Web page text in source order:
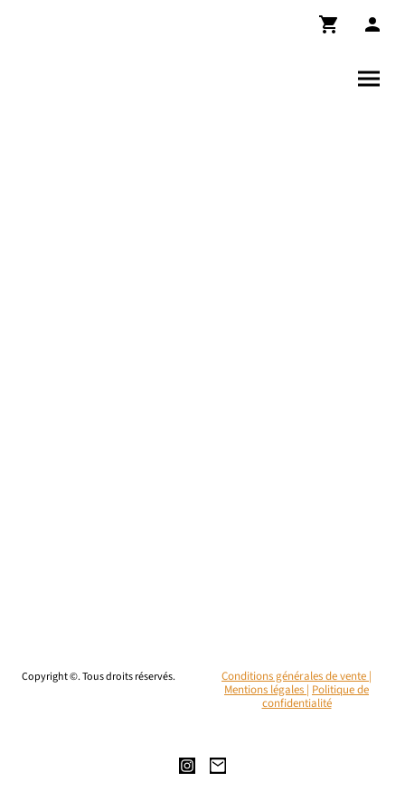
Copyright ©. Tous droits réservés.
Conditions générales de vente |
Mentions légales | Politique de
confidentialité